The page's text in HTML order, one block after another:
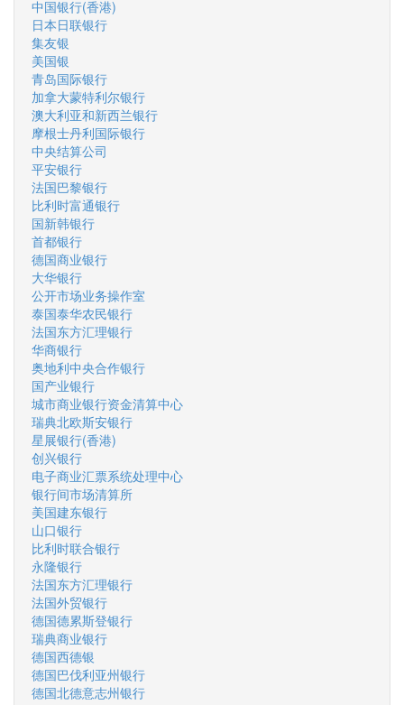
中国银行(香港)
日本日联银行
集友银
美国银
青岛国际银行
加拿大蒙特利尔银行
澳大利亚和新西兰银行
摩根士丹利国际银行
中央结算公司
平安银行
法国巴黎银行
比利时富通银行
国新韩银行
首都银行
德国商业银行
大华银行
公开市场业务操作室
泰国泰华农民银行
法国东方汇理银行
华商银行
奥地利中央合作银行
国产业银行
城市商业银行资金清算中心
瑞典北欧斯安银行
星展银行(香港)
创兴银行
电子商业汇票系统处理中心
银行间市场清算所
美国建东银行
山口银行
比利时联合银行
永隆银行
法国东方汇理银行
法国外贸银行
德国德累斯登银行
瑞典商业银行
德国西德银
德国巴伐利亚州银行
德国北德意志州银行